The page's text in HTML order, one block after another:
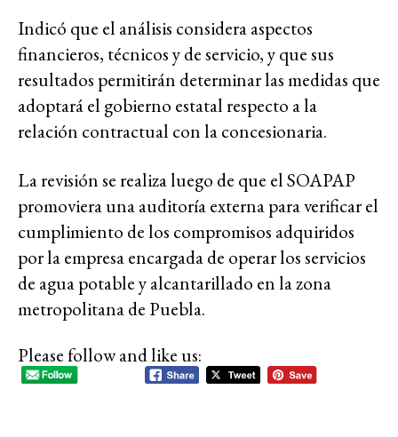
Indicó que el análisis considera aspectos
financieros, técnicos y de servicio, y que sus
resultados permitirán determinar las medidas que
adoptará el gobierno estatal respecto a la
relación contractual con la concesionaria.
La revisión se realiza luego de que el SOAPAP
promoviera una auditoría externa para verificar el
cumplimiento de los compromisos adquiridos
por la empresa encargada de operar los servicios
de agua potable y alcantarillado en la zona
metropolitana de Puebla.
Please follow and like us: